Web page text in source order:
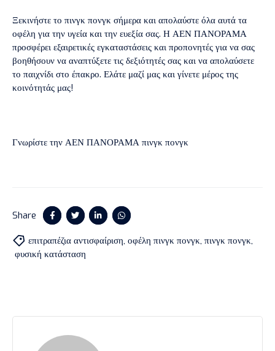
Ξεκινήστε το πινγκ πονγκ σήμερα και απολαύστε όλα αυτά τα
οφέλη για την υγεία και την ευεξία σας. Η ΑΕΝ ΠΑΝΟΡΑΜΑ
προσφέρει εξαιρετικές εγκαταστάσεις και προπονητές για να σας
βοηθήσουν να αναπτύξετε τις δεξιότητές σας και να απολαύσετε
το παιχνίδι στο έπακρο. Ελάτε μαζί μας και γίνετε μέρος της
κοινότητάς μας!
Γνωρίστε την ΑΕΝ ΠΑΝΟΡΑΜΑ πινγκ πονγκ
Share
επιτραπέζια αντισφαίριση, οφέλη πινγκ πονγκ, πινγκ πονγκ,
φυσική κατάσταση